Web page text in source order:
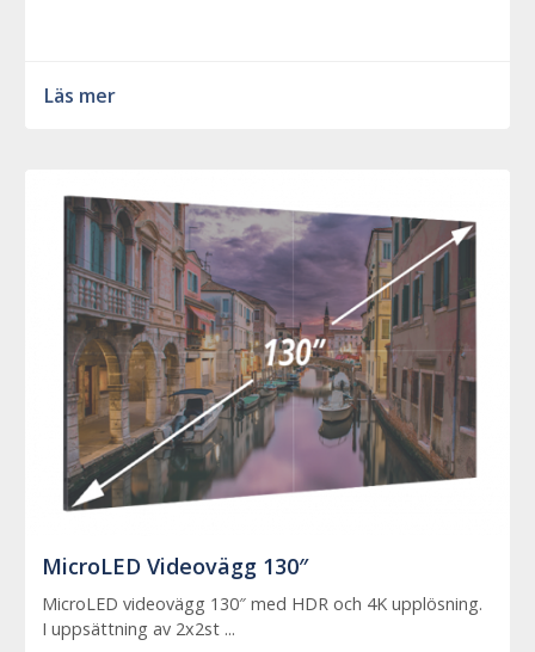
Läs mer
MicroLED Videovägg 130″
MicroLED videovägg 130″ med HDR och 4K upplösning.
I uppsättning av 2x2st ...